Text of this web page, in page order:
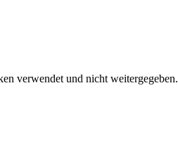
verwendet und nicht weitergegeben.